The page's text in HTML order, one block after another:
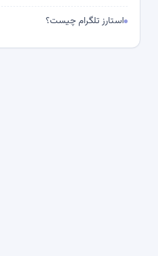
استارز تلگرام چیست؟